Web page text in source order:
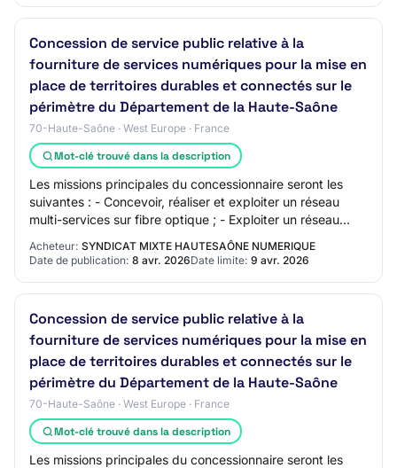
Concession de service public relative à la
fourniture de services numériques pour la mise en
place de territoires durables et connectés sur le
périmètre du Département de la Haute-Saône
70-Haute-Saône · West Europe · France
Mot-clé trouvé dans la description
Les missions principales du concessionnaire seront les
suivantes : - Concevoir, réaliser et exploiter un réseau
multi-services sur fibre optique ; - Exploiter un réseau
Acheteur: SYNDICAT MIXTE HAUTESAÔNE NUMERIQUE
Date de publication: 8 avr. 2026Date limite: 9 avr. 2026
Concession de service public relative à la
fourniture de services numériques pour la mise en
place de territoires durables et connectés sur le
périmètre du Département de la Haute-Saône
70-Haute-Saône · West Europe · France
Mot-clé trouvé dans la description
Les missions principales du concessionnaire seront les